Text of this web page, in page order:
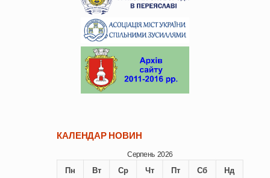
КАЛЕНДАР НОВИН
Серпень 2026
Пн Вт Ср Чт Пт Сб Нд